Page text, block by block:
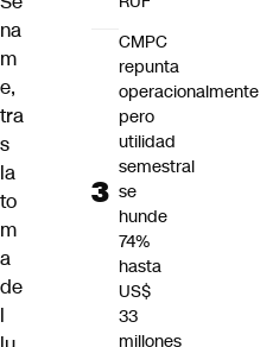
na
m
e,
tra
s
la
to
m
a
de
l
CMPC
repunta
operacionalmente
pero
utilidad
semestral
se
hunde
74%
hasta
US$
33
millones